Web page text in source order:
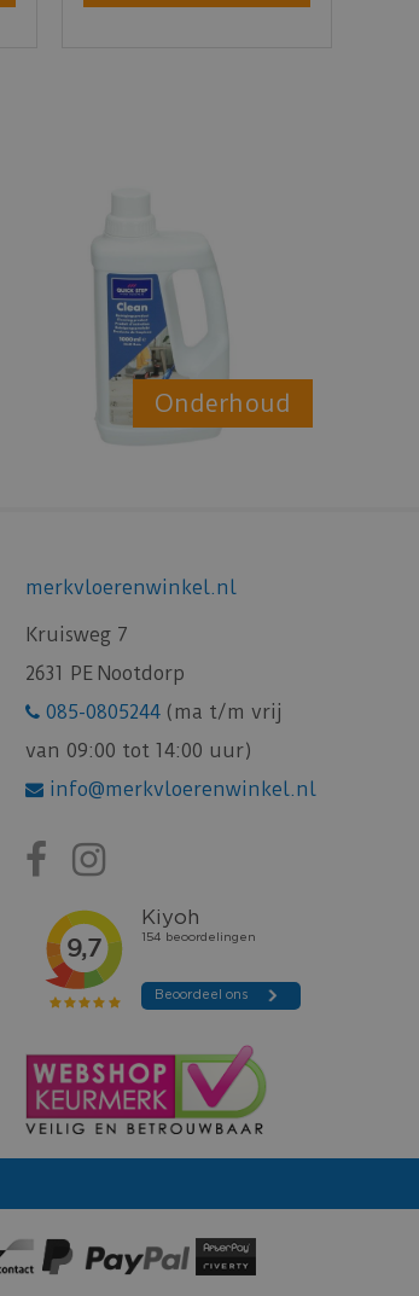
Onderhoud
merkvloerenwinkel.nl
Kruisweg 7
2631 PE Nootdorp
085-0805244 (ma t/m vrij
van 09:00 tot 14:00 uur)
info@merkvloerenwinkel.nl